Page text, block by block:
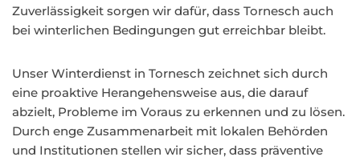
Zuverlässigkeit sorgen wir dafür, dass Tornesch auch
bei winterlichen Bedingungen gut erreichbar bleibt.
Unser Winterdienst in Tornesch zeichnet sich durch
eine proaktive Herangehensweise aus, die darauf
abzielt, Probleme im Voraus zu erkennen und zu lösen.
Durch enge Zusammenarbeit mit lokalen Behörden
und Institutionen stellen wir sicher, dass präventive